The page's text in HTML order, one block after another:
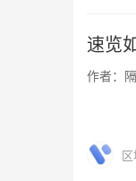
速览
作者：